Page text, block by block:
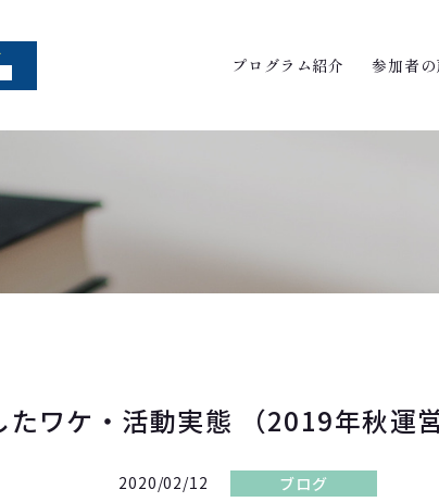
プログラム紹介 参加者の
たワケ・活動実態 （2019年秋運
2020/02/12 ブログ